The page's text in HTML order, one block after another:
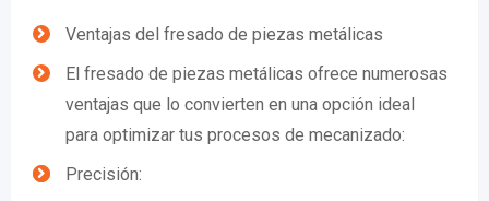
Ventajas del fresado de piezas metálicas
El fresado de piezas metálicas ofrece numerosas
ventajas que lo convierten en una opción ideal
para optimizar tus procesos de mecanizado:
Precisión: